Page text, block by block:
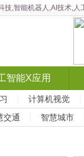
,智能机器人,AI技术,
智能X应用
计算机视觉
交通 智慧城市